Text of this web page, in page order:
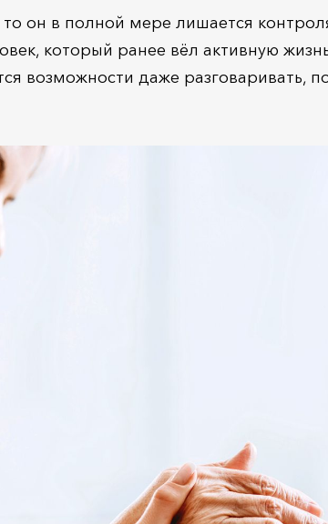
то он в полной мере лишается
который ранее вёл активную
возможности даже разговаривать,